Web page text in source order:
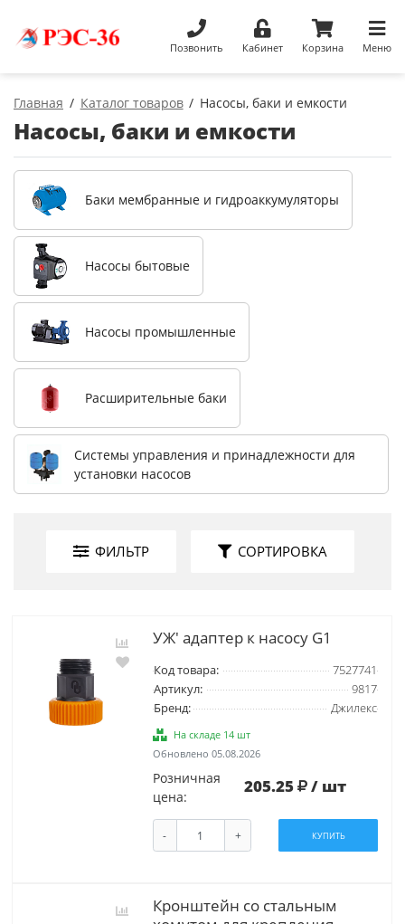
Позвонить Кабинет Корзина Меню
Главная Каталог товаров Насосы, баки и емкости
Насосы, баки и емкости
Баки мембранные и гидроаккумуляторы
Насосы бытовые
Насосы промышленные
Расширительные баки
Системы управления и принадлежности для
установки насосов
ФИЛЬТР СОРТИРОВКА
УЖ' адаптер к насосу G1
Код товара:
7527741
Артикул:
9817
Бренд:
Джилекс
На складе 14 шт
Обновлено 05.08.2026
Розничная
цена:
205.25 / шт
- + КУПИТЬ
Кронштейн со стальным